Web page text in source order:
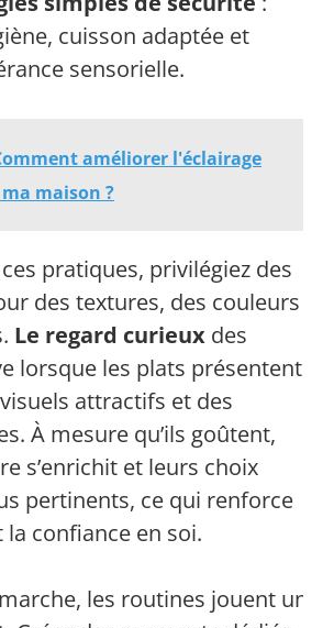
cuisson adaptée et
sensorielle.
améliorer l'éclairage
maison ?
pratiques, privilégiez des
des textures, des couleurs
Le regard curieux des
lorsque les plats présentent
attractifs et des
À mesure qu’ils goûtent,
s’enrichit et leurs choix
pertinents, ce qui renforce
la confiance en soi.
les routines jouent un